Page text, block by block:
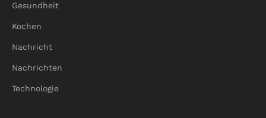
Gesundheit
Kochen
Nachricht
Nachrichten
Technologie